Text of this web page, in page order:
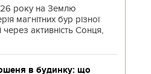
року на Землю
магнітних бур різної
через активність Сонця,
в будинку: що